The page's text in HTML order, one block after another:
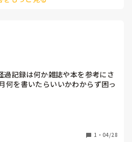
記録は何か雑誌や本を参考にさ
何を書いたらいいかわからず困っ
れば参考にしたいので教えて頂け
1 ・ 04/28